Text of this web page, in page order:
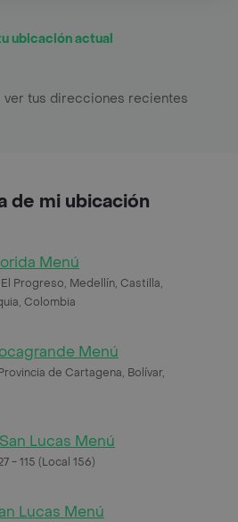
ubicación actual
ver tus direcciones recientes
de mi ubicación
Menú
Progreso, Medellín, Castilla,
Colombia
Menú
de Cartagena, Bolívar,
Lucas Menú
- 115 (Local 156)
Lucas Menú